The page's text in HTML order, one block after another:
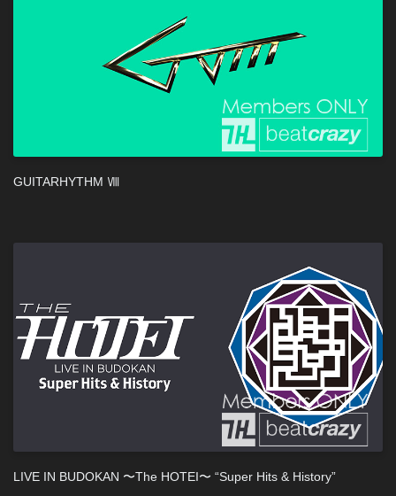
GUITARHYTHM Ⅷ
LIVE IN BUDOKAN 〜The HOTEI〜 “Super Hits & History”